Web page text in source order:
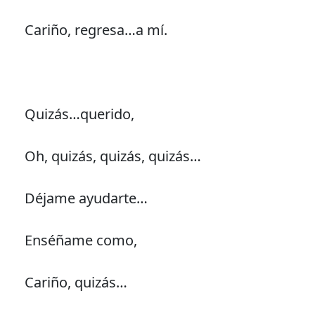
Cariño, regresa…a mí.
Quizás…querido,
Oh, quizás, quizás, quizás…
Déjame ayudarte…
Enséñame como,
Cariño, quizás…